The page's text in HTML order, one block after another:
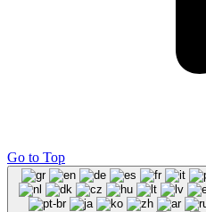
Go to Top